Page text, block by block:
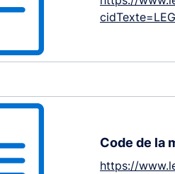
Code de la
https://